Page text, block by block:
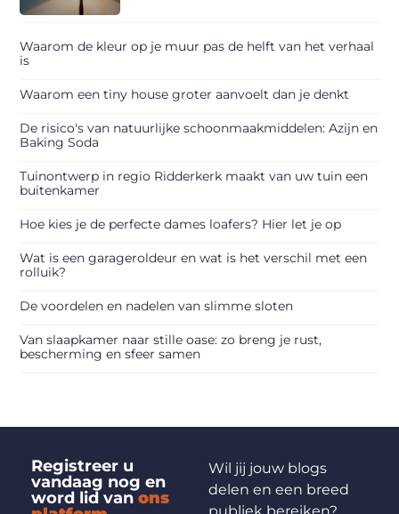
Waarom de kleur op je muur pas de helft van het verhaal
is
Waarom een tiny house groter aanvoelt dan je denkt
De risico's van natuurlijke schoonmaakmiddelen: Azijn en
Baking Soda
Tuinontwerp in regio Ridderkerk maakt van uw tuin een
buitenkamer
Hoe kies je de perfecte dames loafers? Hier let je op
Wat is een garageroldeur en wat is het verschil met een
rolluik?
De voordelen en nadelen van slimme sloten
Van slaapkamer naar stille oase: zo breng je rust,
bescherming en sfeer samen
Registreer u
vandaag nog en
word lid van ons
Wil jij jouw blogs
delen en een breed